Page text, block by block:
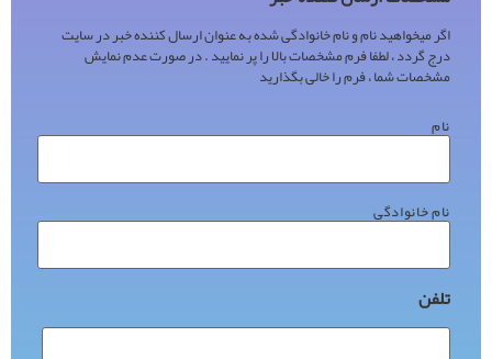
اگر میخواهید نام و نام خانوادگی شده به عنوان ارسال کننده خبر در سایت
درج گردد ، لطفا فرم مشخصات بالا را پر نمایید . در صورت عدم نمایش
مشخصات شما ، فرم را خالی بگذارید
نام
نام خانوادگی
تلفن